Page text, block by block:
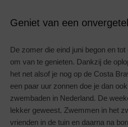
Geniet van een
De zomer die eind juni begon en
om van te genieten. Dankzij de
het net alsof je nog op de Costa
een paar uur zonnen doe je dan
zwembaden in Nederland. De
lekker geweest. Zwemmen in het
vrienden in de tuin en daarna na